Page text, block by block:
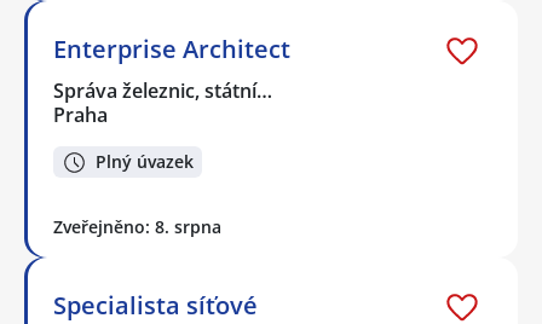
Enterprise Architect
Správa železnic, státní…
Praha
Plný úvazek
Zveřejněno: 8. srpna
Specialista síťové